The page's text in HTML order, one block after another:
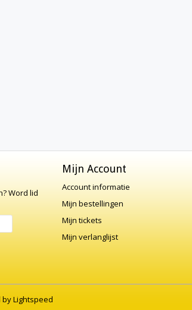
Word lid
Mijn Account
Account informatie
Mijn bestellingen
Mijn tickets
Mijn verlanglijst
byLightspeed